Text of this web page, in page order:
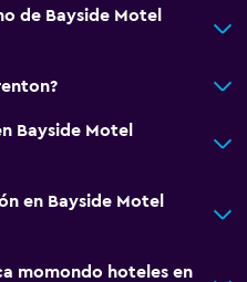
de Bayside Motel
Bayside Motel
en Bayside Motel
momondo hoteles en